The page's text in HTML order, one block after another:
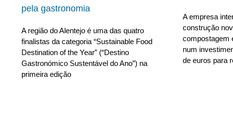
pela gastronomia
A região do Alentejo é uma das quatro
finalistas da categoria “Sustainable Food
Destination of the Year” (“Destino
Gastronómico Sustentável do Ano”) na
primeira edição
A empresa
construção
compostagem
num
de euros para